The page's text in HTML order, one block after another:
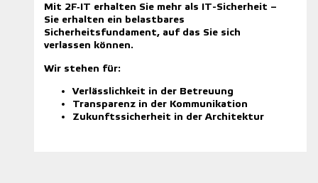
Mit 2F‑IT erhalten Sie mehr als IT-Sicherheit –
Sie erhalten ein belastbares
Sicherheitsfundament, auf das Sie sich
verlassen können.
Wir stehen für:
Verlässlichkeit in der Betreuung
Transparenz in der Kommunikation
Zukunftssicherheit in der Architektur